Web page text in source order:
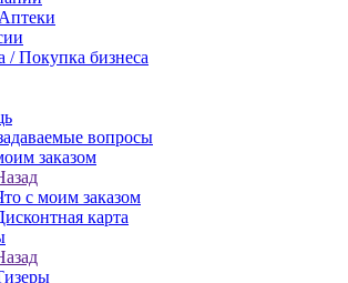
/ Покупка бизнеса
вопросы
заказом
с моим заказом
карта